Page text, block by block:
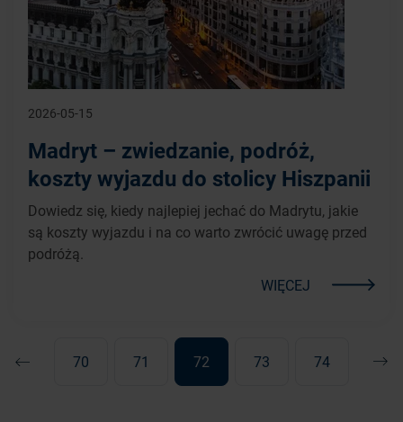
2026-05-15
Madryt – zwiedzanie, podróż,
koszty wyjazdu do stolicy Hiszpanii
Dowiedz się, kiedy najlepiej jechać do Madrytu, jakie
są koszty wyjazdu i na co warto zwrócić uwagę przed
podróżą.
WIĘCEJ
70 71 72 73 74